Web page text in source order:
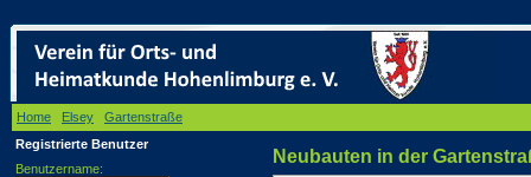
Home Elsey Gartenstraße
Registrierte Benutzer
Benutzername:
Neubauten in der